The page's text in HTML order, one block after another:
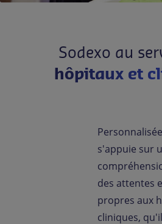
Sodexo au
hôpitaux et
s'appuie sur
des attentes
propres aux
cliniques,